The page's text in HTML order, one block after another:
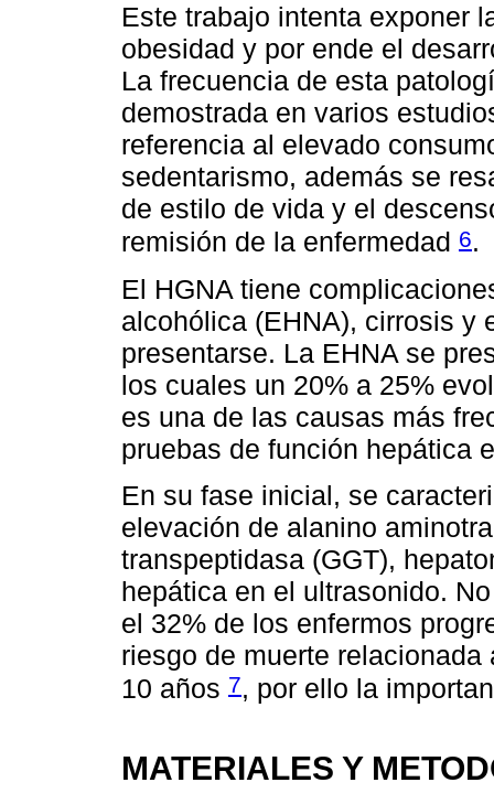
Este trabajo intenta exponer
obesidad y por ende el
La frecuencia de esta
demostrada en varios
referencia al elevado
sedentarismo, además se
de estilo de vida y el
remisión de la enfermedad 6.
El HGNA tiene
alcohólica (EHNA), cirrosis y
presentarse. La EHNA se
los cuales un 20% a 25%
es una de las causas más
pruebas de función hepática
En su fase inicial, se
elevación de alanino
transpeptidasa (GGT),
hepática en el ultrasonido.
el 32% de los enfermos
riesgo de muerte
10 años 7, por ello la
MATERIALES Y